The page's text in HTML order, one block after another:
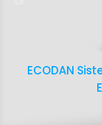
ECODAN